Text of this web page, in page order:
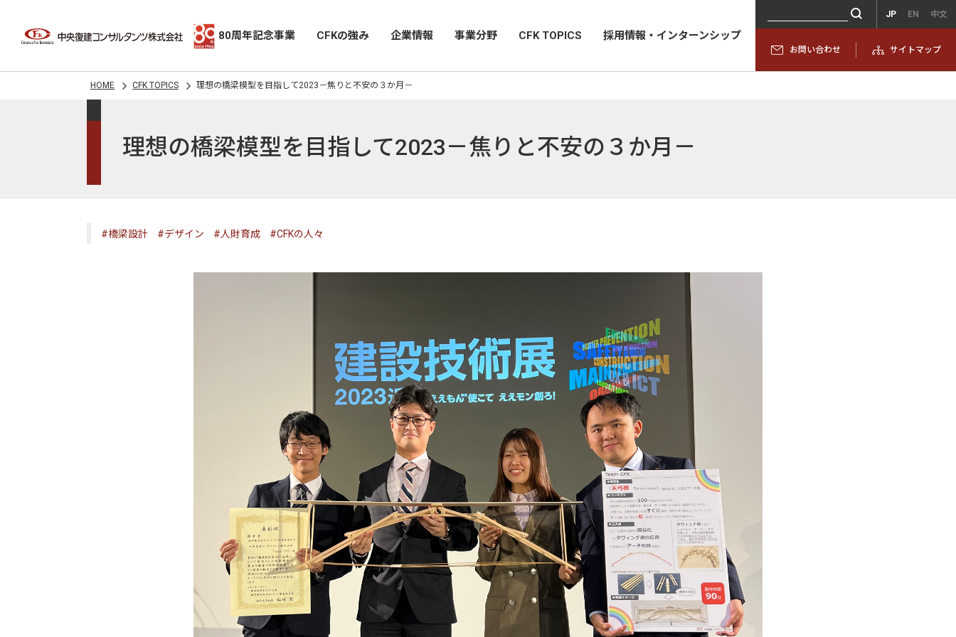
80周年記念事業 CFKの強み 企業情報 事業分野 CFK TOPICS 採用情報・インターンシップ
JP EN 中文
お問い合わせ サイトマップ
HOME CFK TOPICS 理想の橋梁模型を目指して2023－焦りと不安の３か月－
理想の橋梁模型を目指して2023－焦りと不安の３か月－
#橋梁設計 #デザイン #人財育成 #CFKの人々